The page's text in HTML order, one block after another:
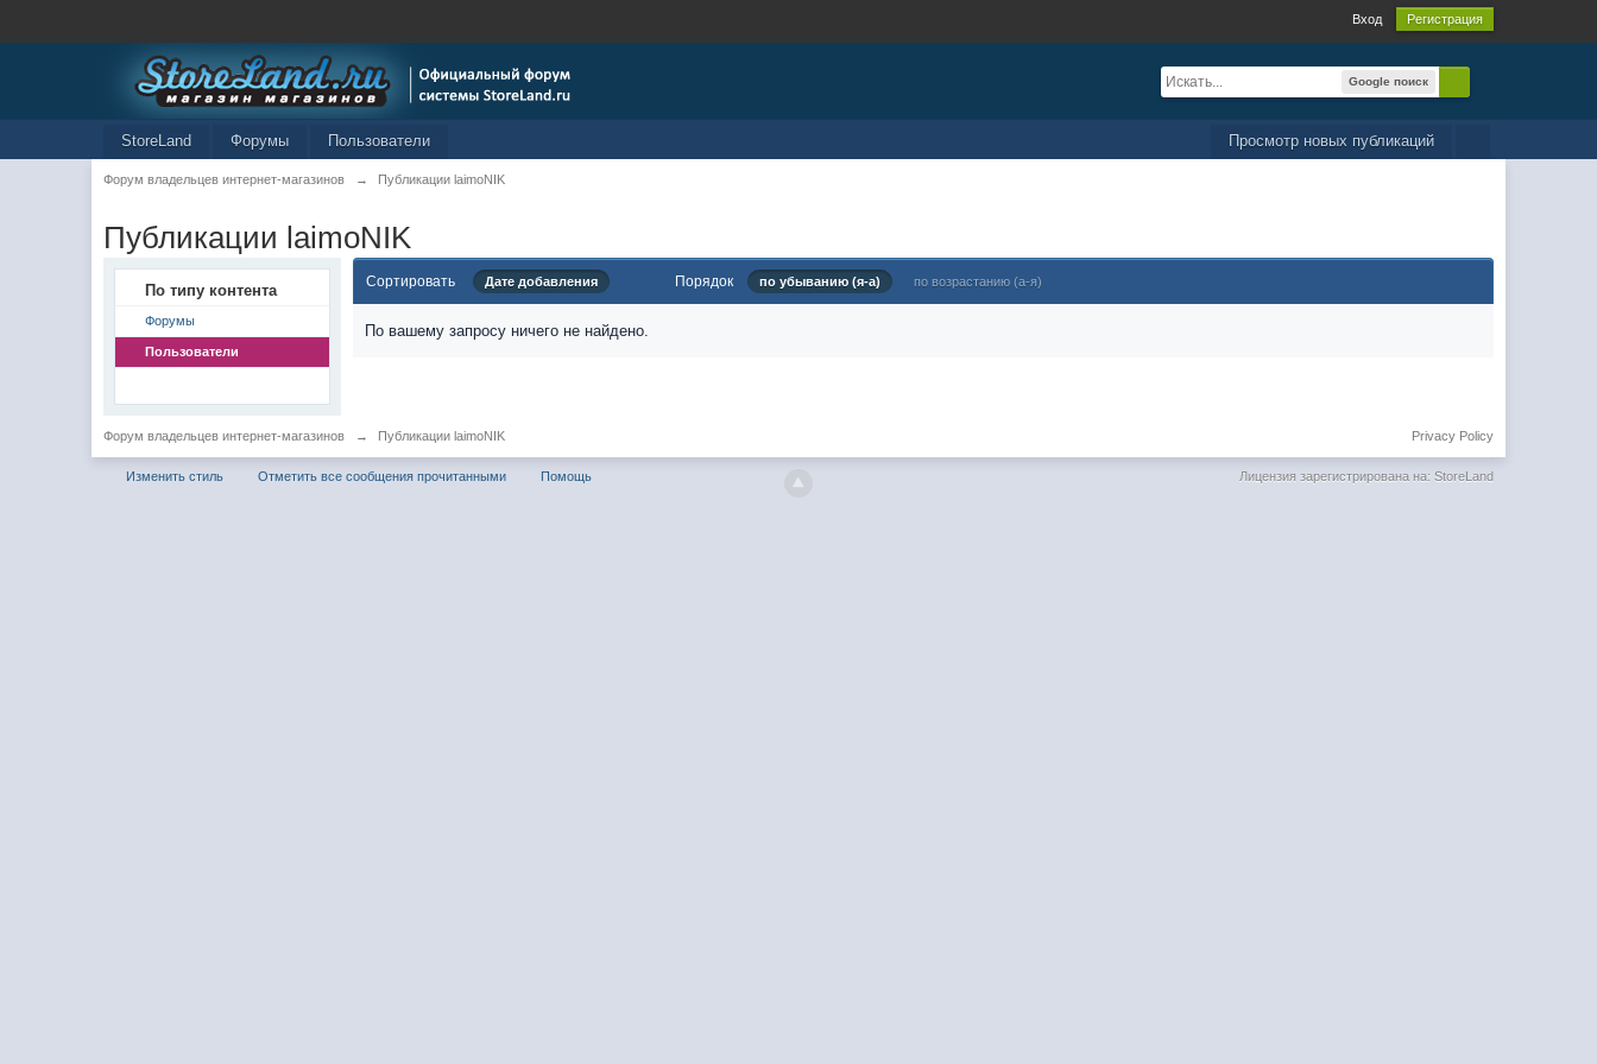
Вход Регистрация
Google поиск
Просмотр новых публикаций
StoreLand Форумы Пользователи
Форум владельцев интернет-магазинов → Публикации laimoNIK
Публикации laimoNIK
По типу контента
Форумы
Пользователи
Сортировать Дате добавления Порядок по убыванию (я-а) по возрастанию (а-я)
По вашему запросу ничего не найдено.
Форум владельцев интернет-магазинов → Публикации laimoNIK Privacy Policy
Изменить стиль Отметить все сообщения прочитанными Помощь Лицензия зарегистрирована на: StoreLand